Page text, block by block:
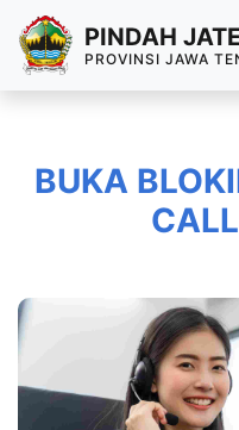
PINDAH
PROVINSI JAWA
BUKA